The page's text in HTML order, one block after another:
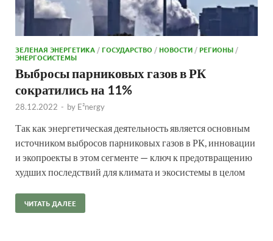
ЗЕЛЕНАЯ ЭНЕРГЕТИКА /ГОСУДАРСТВО /НОВОСТИ /РЕГИОНЫ /
ЭНЕРГОСИСТЕМЫ
Выбросы парниковых газов в РК
сократились на 11%
28.12.2022 - by E²nergy
Так как энергетическая деятельность является основным
источником выбросов парниковых газов в РК, инновации
и экопроекты в этом сегменте — ключ к предотвращению
худших последствий для климата и экосистемы в целом
ЧИТАТЬ ДАЛЕЕ